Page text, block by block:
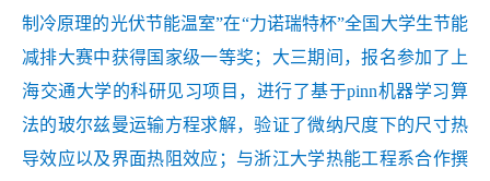
制冷原理的光伏节能温室”在“力诺瑞特杯”全国大学生节能
减排大赛中获得国家级一等奖；大三期间，报名参加了上
海交通大学的科研见习项目，进行了基于pinn机器学习算
法的玻尔兹曼运输方程求解，验证了微纳尺度下的尺寸热
导效应以及界面热阻效应；与浙江大学热能工程系合作撰